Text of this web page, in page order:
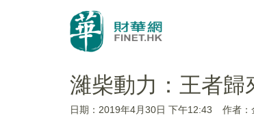
濰柴動力：王者
日期：2019年4月30日 下午12:43 作者：